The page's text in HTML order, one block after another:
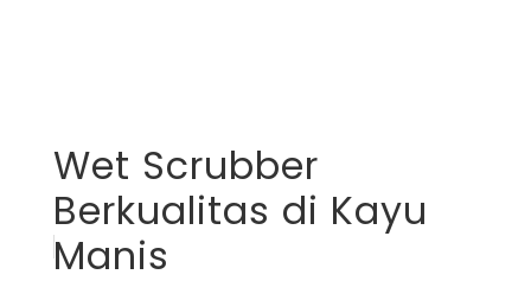
Wet Scrubber
Berkualitas di Kayu
Manis